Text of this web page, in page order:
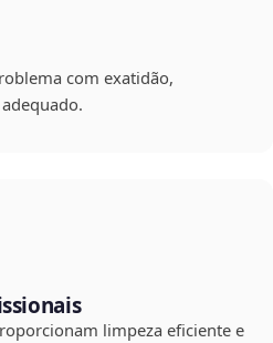
com exatidão,
limpeza eficiente e